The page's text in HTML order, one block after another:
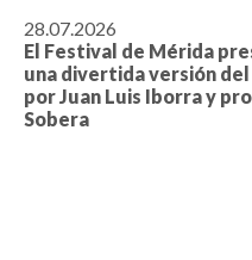
28.07.2026
El Festival de Mérida
una divertida versión
por Juan Luis Iborra y
Sobera